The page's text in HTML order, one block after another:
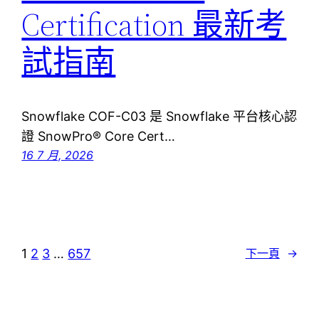
Certification 最新考
試指南
Snowflake COF-C03 是 Snowflake 平台核心認
證 SnowPro® Core Cert…
16 7 月, 2026
1 2 3 … 657 下一頁 →